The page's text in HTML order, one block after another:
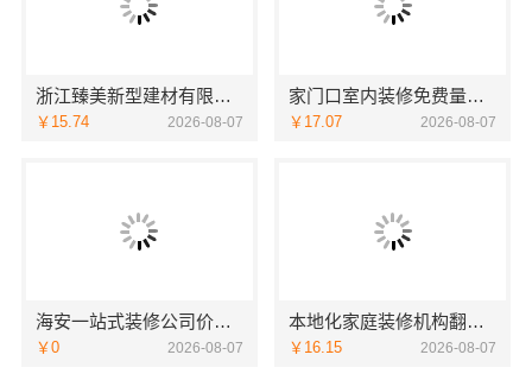
浙江臻美新型建材有限公司：正规装修质保学区房
￥15.74 2026-08-07
家门口室内装修免费量房，浙江宜美嘉装饰贴心服务
￥17.07 2026-08-07
海安一站式装修公司价格南通宏域全宅装饰建材有限公司预算
￥0 2026-08-07
本地化家庭装修机构翻新，嘉兴绿色之家建材科技有限公司
￥16.15 2026-08-07